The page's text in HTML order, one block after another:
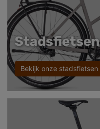
Stadsfietsen
Bekijk onze stadsfietsen